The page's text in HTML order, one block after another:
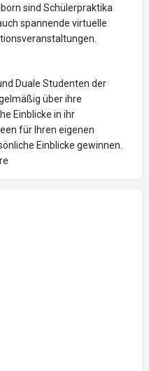
sind Schülerpraktika
spannende virtuelle
Duale Studenten der
über ihre
Einblicke in ihr
für Ihren eigenen
Einblicke gewinnen.